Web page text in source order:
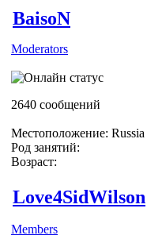
BaisoN
Moderators
2640 сообщений
Местоположение: Russia
Род занятий:
Возраст:
Love4SidWilson
Members